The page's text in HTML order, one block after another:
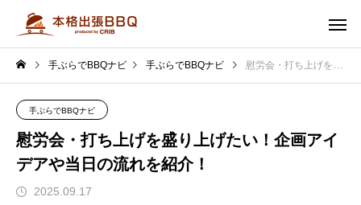
手ぶらでBBQナビ 手ぶらでBBQナビ 慰労会・打ち上げを盛り上げたい！企画アイデアや当日の流れを紹介！
手ぶらでBBQナビ
慰労会・打ち上げを盛り上げたい！企画アイ
デアや当日の流れを紹介！
2025.09.17